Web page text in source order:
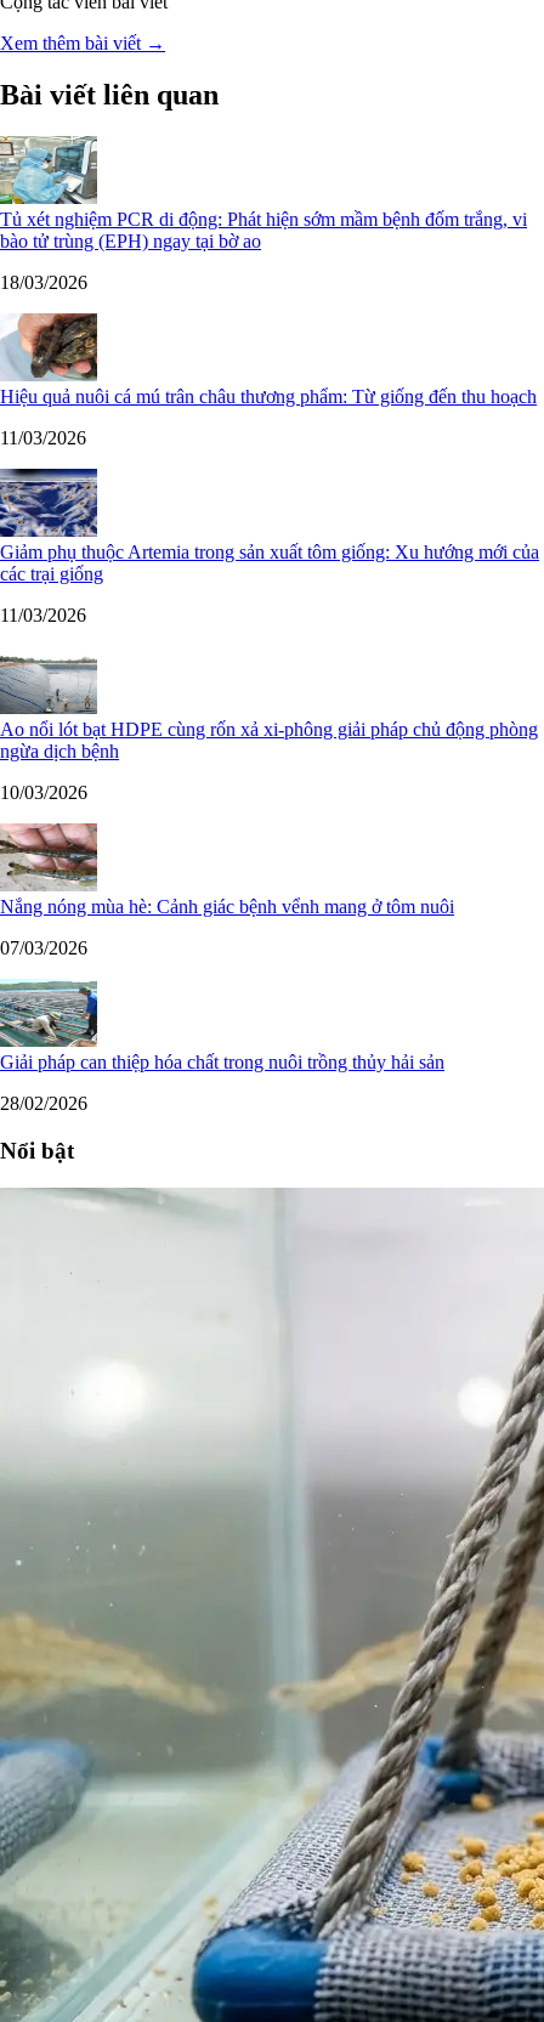
Xem thêm bài viết →
Bài viết liên quan
Tủ xét nghiệm PCR di động: Phát hiện sớm mầm bệnh đốm trắng, vi
bào tử trùng (EPH) ngay tại bờ ao
18/03/2026
Hiệu quả nuôi cá mú trân châu thương phẩm: Từ giống đến thu hoạch
11/03/2026
Giảm phụ thuộc Artemia trong sản xuất tôm giống: Xu hướng mới của
các trại giống
11/03/2026
Ao nổi lót bạt HDPE cùng rốn xả xi-phông giải pháp chủ động phòng
ngừa dịch bệnh
10/03/2026
Nắng nóng mùa hè: Cảnh giác bệnh vểnh mang ở tôm nuôi
07/03/2026
Giải pháp can thiệp hóa chất trong nuôi trồng thủy hải sản
28/02/2026
Nổi bật